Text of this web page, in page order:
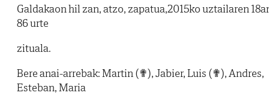
Galdakaon hil zan, atzo, zapatua,2015ko uztailaren
86 urte
zituala.
Bere anai-arrebak: Martin (✟), Jabier, Luis (✟), Andres,
Esteban, Maria